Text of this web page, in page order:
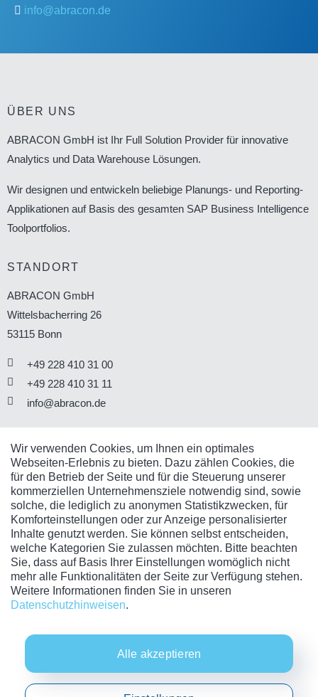
info@abracon.de
ÜBER UNS
ABRACON GmbH ist Ihr Full Solution Provider für innovative
Analytics und Data Warehouse Lösungen.
Wir designen und entwickeln beliebige Planungs- und Reporting-
Applikationen auf Basis des gesamten SAP Business Intelligence
Toolportfolios.
STANDORT
ABRACON GmbH
Wittelsbacherring 26
53115 Bonn
+49 228 410 31 00
+49 228 410 31 11
info@abracon.de
SOCIAL MEDIA
Sie finden uns auch in den Sozialen Business-Netzwerken.
UNSER NEWSLETTER
Immer die neuesten Infos und Themen rund um Business
Intelligence.
Impressum|Datenschutz|Cookie Einstellungen
Wir verwenden Cookies, um Ihnen ein optimales
Webseiten-Erlebnis zu bieten. Dazu zählen Cookies, die
für den Betrieb der Seite und für die Steuerung unserer
kommerziellen Unternehmensziele notwendig sind, sowie
solche, die lediglich zu anonymen Statistikzwecken, für
Komforteinstellungen oder zur Anzeige personalisierter
Inhalte genutzt werden. Sie können selbst entscheiden,
welche Kategorien Sie zulassen möchten. Bitte beachten
Sie, dass auf Basis Ihrer Einstellungen womöglich nicht
mehr alle Funktionalitäten der Seite zur Verfügung stehen.
Weitere Informationen finden Sie in unseren
Datenschutzhinweisen.
Alle akzeptieren